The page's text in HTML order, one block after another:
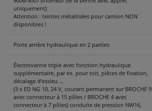
uniquement)
Attention : teintes métallisées pour camion NON
disponibles !
Porte arrière hydraulique en 2 parties
Électrovanne triple avec fonction hydraulique
supplémentaire, par ex. pour toit, pièces de fixation,
décalage d’essieu ...
(3 x ED NG 10, 24 V, courant permanent sur BROCHE 9
avec connecteur à 15 pôles / BROCHE 4 avec
connecteur à 7 pôles) conduite de pression NW16,